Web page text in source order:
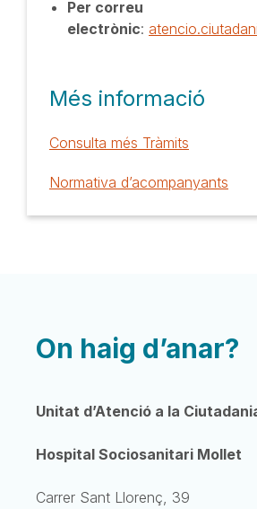
Per correu
electrònic:
Més informació
Consulta més Tràmits
Normativa d’acompanyants
On haig d’anar?
Unitat d’Atenció a la
Hospital Sociosanitari Mollet
Carrer Sant Llorenç, 39